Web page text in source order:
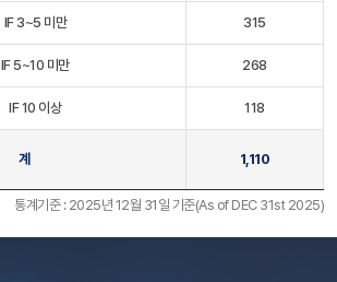
IF 3~5 미만 315
IF 5~10 미만 268
IF 10 이상 118
계 1,110
통계기준 : 2025년 12월 31일 기준(As of DEC 31st 2025)